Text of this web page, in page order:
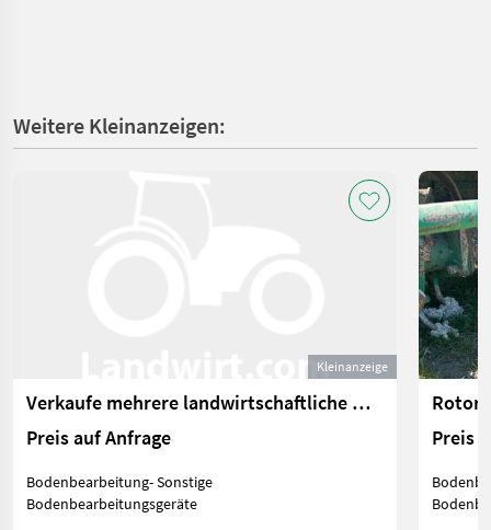
Weitere Kleinanzeigen:
Kleinanzeige
Verkaufe mehrere landwirtschaftliche Maschinen
Preis auf Anfrage
Bodenbearbeitung- Sonstige
Bodenbearbeitungsgeräte
Preis